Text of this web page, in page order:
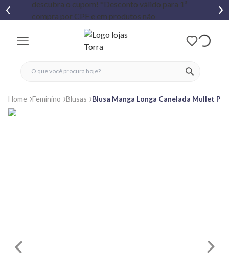
ver
fechar menu
fechar menu
favoritos
Home Feminino Blusas Blusa Manga Longa Canelada Mullet